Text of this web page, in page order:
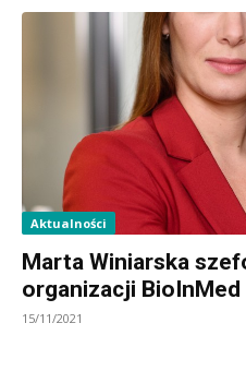
Aktualności
Marta Winiarska
organizacji BioInMed
15/11/2021